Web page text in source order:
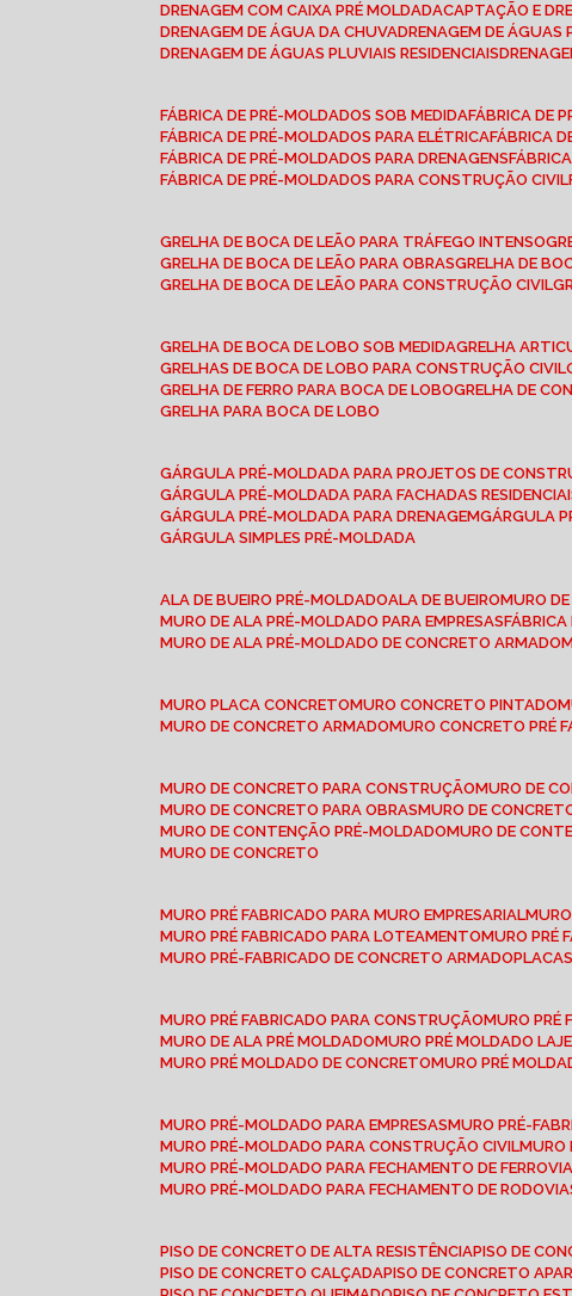
DRENAGEM COM CAIXA PRÉ MOLDADA CAPTAÇÃO E
DRENAGEM DE ÁGUA DA CHUVA DRENAGEM DE
DRENAGEM DE ÁGUAS PLUVIAIS RESIDENCIAIS
FÁBRICA DE PRÉ-MOLDADOS SOB MEDIDA FÁBRICA DE
FÁBRICA DE PRÉ-MOLDADOS PARA ELÉTRICA FÁBRICA
FÁBRICA DE PRÉ-MOLDADOS PARA DRENAGENS
FÁBRICA DE PRÉ-MOLDADOS PARA CONSTRUÇÃO CIVIL
GRELHA DE BOCA DE LEÃO PARA TRÁFEGO INTENSO
GRELHA DE BOCA DE LEÃO PARA OBRAS
GRELHA DE
GRELHA DE BOCA DE LEÃO PARA CONSTRUÇÃO CIVIL
GRELHA DE BOCA DE LOBO SOB MEDIDA
GRELHA
GRELHAS DE BOCA DE LOBO PARA CONSTRUÇÃO CIVIL
GRELHA DE FERRO PARA BOCA DE LOBO
GRELHA DE
GRELHA PARA BOCA DE LOBO
GÁRGULA PRÉ-MOLDADA PARA PROJETOS DE
GÁRGULA PRÉ-MOLDADA PARA FACHADAS
GÁRGULA PRÉ-MOLDADA PARA DRENAGEM
GÁRGULA
GÁRGULA SIMPLES PRÉ-MOLDADA
ALA DE BUEIRO PRÉ-MOLDADO ALA DE BUEIRO MURO
MURO DE ALA PRÉ-MOLDADO PARA EMPRESAS
MURO DE ALA PRÉ-MOLDADO DE CONCRETO ARMADO
MURO PLACA CONCRETO
MURO CONCRETO PINTADO
MURO DE CONCRETO ARMADO
MURO CONCRETO PRÉ
MURO DE CONCRETO PARA CONSTRUÇÃO
MURO DE
MURO DE CONCRETO PARA OBRAS
MURO DE
MURO DE CONTENÇÃO PRÉ-MOLDADO
MURO DE
MURO DE CONCRETO
MURO PRÉ FABRICADO PARA MURO EMPRESARIAL
MURO PRÉ FABRICADO PARA LOTEAMENTO
MURO
MURO PRÉ-FABRICADO DE CONCRETO ARMADO
MURO PRÉ FABRICADO PARA CONSTRUÇÃO
MURO
MURO DE ALA PRÉ MOLDADO
MURO PRÉ MOLDADO
MURO PRÉ MOLDADO DE CONCRETO
MURO PRÉ
MURO PRÉ-MOLDADO PARA EMPRESAS
MURO PRÉ-
MURO PRÉ-MOLDADO PARA CONSTRUÇÃO CIVIL
MURO PRÉ-MOLDADO PARA FECHAMENTO DE
MURO PRÉ-MOLDADO PARA FECHAMENTO DE
PISO DE CONCRETO DE ALTA RESISTÊNCIA PISO DE
PISO DE CONCRETO CALÇADA PISO DE CONCRETO